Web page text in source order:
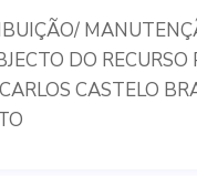
DO
CASTELO